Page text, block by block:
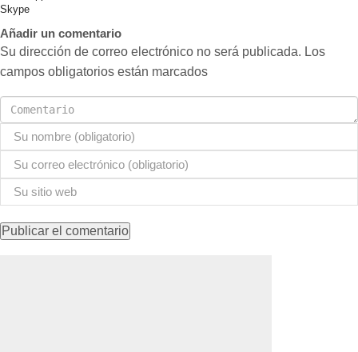
Skype
Añadir un comentario
Su dirección de correo electrónico no será publicada. Los
campos obligatorios están marcados